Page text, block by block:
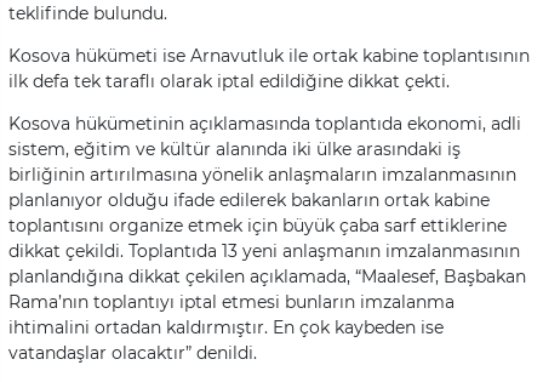
teklifinde bulundu.
Kosova hükümeti ise Arnavutluk ile ortak kabine toplantısının
ilk defa tek taraflı olarak iptal edildiğine dikkat çekti.
Kosova hükümetinin açıklamasında toplantıda ekonomi, adli
sistem, eğitim ve kültür alanında iki ülke arasındaki iş
birliğinin artırılmasına yönelik anlaşmaların imzalanmasının
planlanıyor olduğu ifade edilerek bakanların ortak kabine
toplantısını organize etmek için büyük çaba sarf ettiklerine
dikkat çekildi. Toplantıda 13 yeni anlaşmanın imzalanmasının
planlandığına dikkat çekilen açıklamada, “Maalesef, Başbakan
Rama’nın toplantıyı iptal etmesi bunların imzalanma
ihtimalini ortadan kaldırmıştır. En çok kaybeden ise
vatandaşlar olacaktır” denildi.